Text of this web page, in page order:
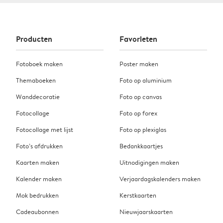
Producten
Fotoboek maken
Themaboeken
Wanddecoratie
Fotocollage
Fotocollage met lijst
Foto’s afdrukken
Kaarten maken
Kalender maken
Mok bedrukken
Cadeaubonnen
Favorieten
Poster maken
Foto op aluminium
Foto op canvas
Foto op forex
Foto op plexiglas
Bedankkaartjes
Uitnodigingen maken
Verjaardagskalenders maken
Kerstkaarten
Nieuwjaarskaarten